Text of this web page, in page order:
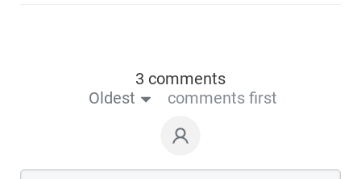
3 comments
Oldest
comments first